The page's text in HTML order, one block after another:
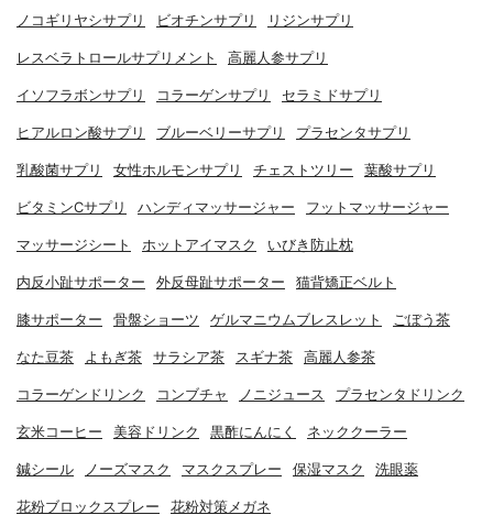
ノコギリヤシサプリ ビオチンサプリ リジンサプリ
レスベラトロールサプリメント 高麗人参サプリ
イソフラボンサプリ コラーゲンサプリ セラミドサプリ
ヒアルロン酸サプリ ブルーベリーサプリ プラセンタサプリ
乳酸菌サプリ 女性ホルモンサプリ チェストツリー 葉酸サプリ
ビタミンCサプリ ハンディマッサージャー フットマッサージャー
マッサージシート ホットアイマスク いびき防止枕
内反小趾サポーター 外反母趾サポーター 猫背矯正ベルト
膝サポーター 骨盤ショーツ ゲルマニウムブレスレット ごぼう茶
なた豆茶 よもぎ茶 サラシア茶 スギナ茶 高麗人参茶
コラーゲンドリンク コンブチャ ノニジュース プラセンタドリンク
玄米コーヒー 美容ドリンク 黒酢にんにく ネッククーラー
鍼シール ノーズマスク マスクスプレー 保湿マスク 洗眼薬
花粉ブロックスプレー 花粉対策メガネ